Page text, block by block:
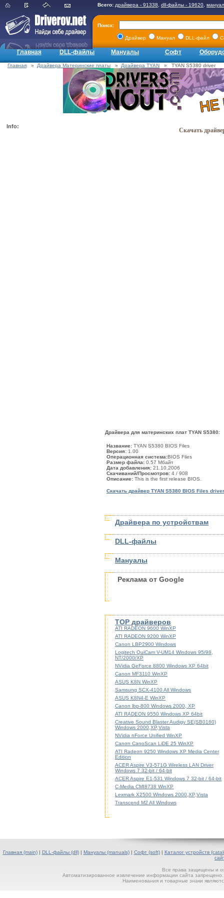
Всего: драйвера - 91338 dll-файлы - 19620
Поиск:
Драйвер Мануал DLL-файл
Главная DLL-файлы Мануалы Софт
Главная » Драйвера Материнские платы » Драйвера TYAN » TYAN S5380 driver
Info:
Скачать
Драйвера для материнских плат TYAN S5380:
Название: TYAN S5380 BIOS Files
Версия: 1.00
Операционная система:BIOS Files
Размер файла: 0.57 Мбайт
Дата добавления: 21.10.2006
Скачиваний/Просмотров: 4 / 908
Описание: This is the first release BIOS.
Скачать драйвер TYAN S5380 BIOS Files
Драйвера по устройствам
DLL-файлы
Мануалы
Реклама от Google
TOP драйверов
ATI RADEON 9600 WinXP
ATI RADEON 9200 WinXP
Canon LBP2900 Windows
Logitech QuiCam V-UM14 Windows 95/98,
NT/2000/XP
NVidia GeForce 8800 Windows XP 64bit
Canon MF3110 WinXP
ASUS K8N WinXP
Samsung SCX-4100 All Windows
ASUS K8N4-E WinXP
Canon lbp-800 Windows 2000, XP
ATI RADEON 9550 Windows XP 64bit
Creative Sound Blaster Audigy SE(SB0160)
Windows 2000,XP,Vista
NVidia nForce Unified WinXP
Canon CanoScan LiDE 25 WinXP
ATI Radeon 9250 Windows XP Media Center
Edition
ACER Aspire V3-571G Wireless LAN Driver
Windows 7 32-bit / 64-bit
ACER Aspire E1-531 Windows 7 32-bit / 64-bit
C-Media CMI8738 WinXP
Lexmark X2500 Windows 2000,XP,Vista
Transcend M2 All Windows
Главная (main)| DLL-файлы (dll)| Мануалы (manuals)| Софт (soft)| Каталог устройств
Все права защищены и
Автоматизированное извлечение информации сайта
Наименования и товарные знаки